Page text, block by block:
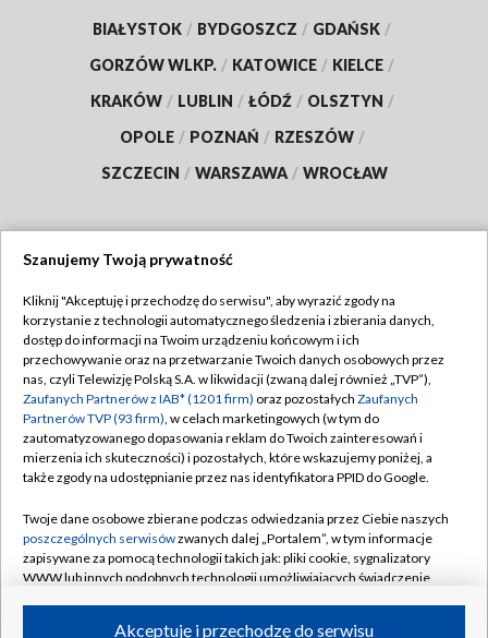
BIAŁYSTOK / BYDGOSZCZ / GDAŃSK /
GORZÓW WLKP. / KATOWICE / KIELCE /
KRAKÓW / LUBLIN / ŁÓDŹ / OLSZTYN /
OPOLE / POZNAŃ / RZESZÓW /
SZCZECIN / WARSZAWA / WROCŁAW
TVP
Abonament TVP
Emisja w TVP
Centrum informacji TVP
Naziemna Telewizja Cyfrowa
Rada Programowa
System NOS
Informacje o nadawcy
Regulamin TVP
Polityka prywatności
Moje zgody
Pomoc
Kontakt
Kanały
Szanujemy Twoją prywatność
Kliknij "Akceptuję i przechodzę do serwisu", aby wyrazić zgody na
korzystanie z technologii automatycznego śledzenia i zbierania danych,
dostęp do informacji na Twoim urządzeniu końcowym i ich
przechowywanie oraz na przetwarzanie Twoich danych osobowych przez
nas, czyli Telewizję Polską S.A. w likwidacji (zwaną dalej również „TVP”),
Zaufanych Partnerów z IAB* (1201 firm) oraz pozostałych Zaufanych
Partnerów TVP (93 firm), w celach marketingowych (w tym do
zautomatyzowanego dopasowania reklam do Twoich zainteresowań i
mierzenia ich skuteczności) i pozostałych, które wskazujemy poniżej, a
także zgody na udostępnianie przez nas identyfikatora PPID do Google.
Twoje dane osobowe zbierane podczas odwiedzania przez Ciebie naszych
poszczególnych serwisówzwanych dalej „Portalem”, w tym informacje
zapisywane za pomocą technologii takich jak: pliki cookie, sygnalizatory
WWW lub innych podobnych technologii umożliwiających świadczenie
Akceptuję i przechodzę do serwisu